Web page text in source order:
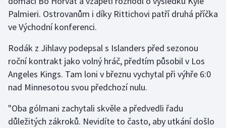
Olympijské hry
Parasport
Plavání
Plážový volejbal
Ragby
Palmieri. Ostrovanům i díky Rittichovi patří druhá příčka
ve Východní konferenci.
Rodák z Jihlavy podepsal s Islanders před sezonou
roční kontrakt jako volný hráč, předtím působil v Los
Angeles Kings. Tam loni v březnu vychytal při výhře 6:0
nad Minnesotou svou předchozí nulu.
"Oba gólmani zachytali skvěle a předvedli řadu
důležitých zákroků. Nevidíte to často, aby utkání došlo